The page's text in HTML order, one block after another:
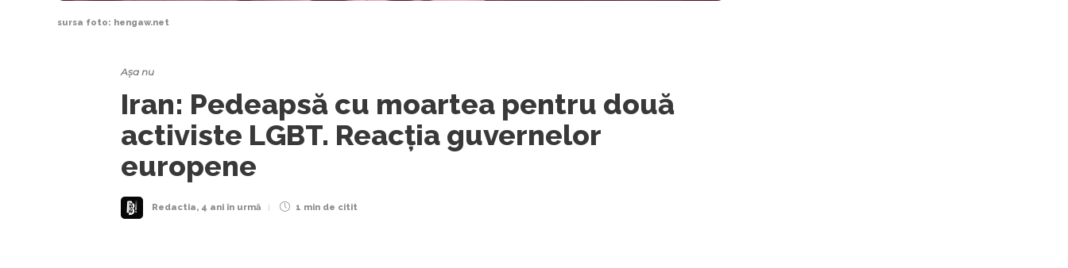
sursa foto: hengaw.net
Așa nu
Iran: Pedeapsă cu moartea pentru două
activiste LGBT. Reacția guvernelor
europene
Redactia, 4 ani în urmă 1 min de citit